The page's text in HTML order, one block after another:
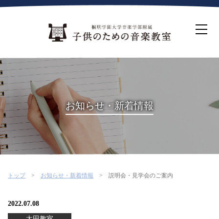
ホーム
生徒募集について
教室案内
コース紹介
概要・沿革
桐朋を選ぶ理由
インタビュー・コラム
イベント
よくある質問
お知らせ・新着情報
トップ お知らせ・新着情報 説明会・見学会のご案内
2022.07.08